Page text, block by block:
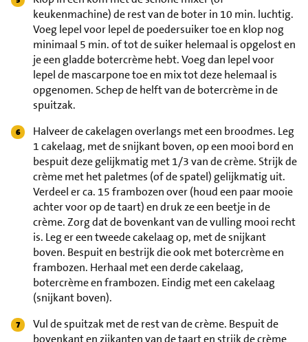
keukenmachine) de rest van de boter in 10 min. luchtig.
Voeg lepel voor lepel de poedersuiker toe en klop nog
minimaal 5 min. of tot de suiker helemaal is opgelost en
je een gladde botercrème hebt. Voeg dan lepel voor
lepel de mascarpone toe en mix tot deze helemaal is
opgenomen. Schep de helft van de botercrème in de
spuitzak.
Halveer de cakelagen overlangs met een broodmes. Leg
1 cakelaag, met de snijkant boven, op een mooi bord en
bespuit deze gelijkmatig met 1/3 van de crème. Strijk de
crème met het paletmes (of de spatel) gelijkmatig uit.
Verdeel er ca. 15 frambozen over (houd een paar mooie
achter voor op de taart) en druk ze een beetje in de
crème. Zorg dat de bovenkant van de vulling mooi recht
is. Leg er een tweede cakelaag op, met de snijkant
boven. Bespuit en bestrijk die ook met botercrème en
frambozen. Herhaal met een derde cakelaag,
botercrème en frambozen. Eindig met een cakelaag
(snijkant boven).
Vul de spuitzak met de rest van de crème. Bespuit de
bovenkant en zijkanten van de taart en strijk de crème